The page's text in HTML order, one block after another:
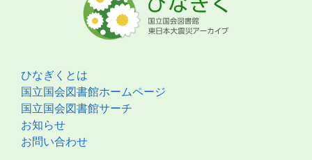
ひなぎくとは
国立国会図書館ホームページ
国立国会図書館サーチ
お知らせ
お問い合わせ